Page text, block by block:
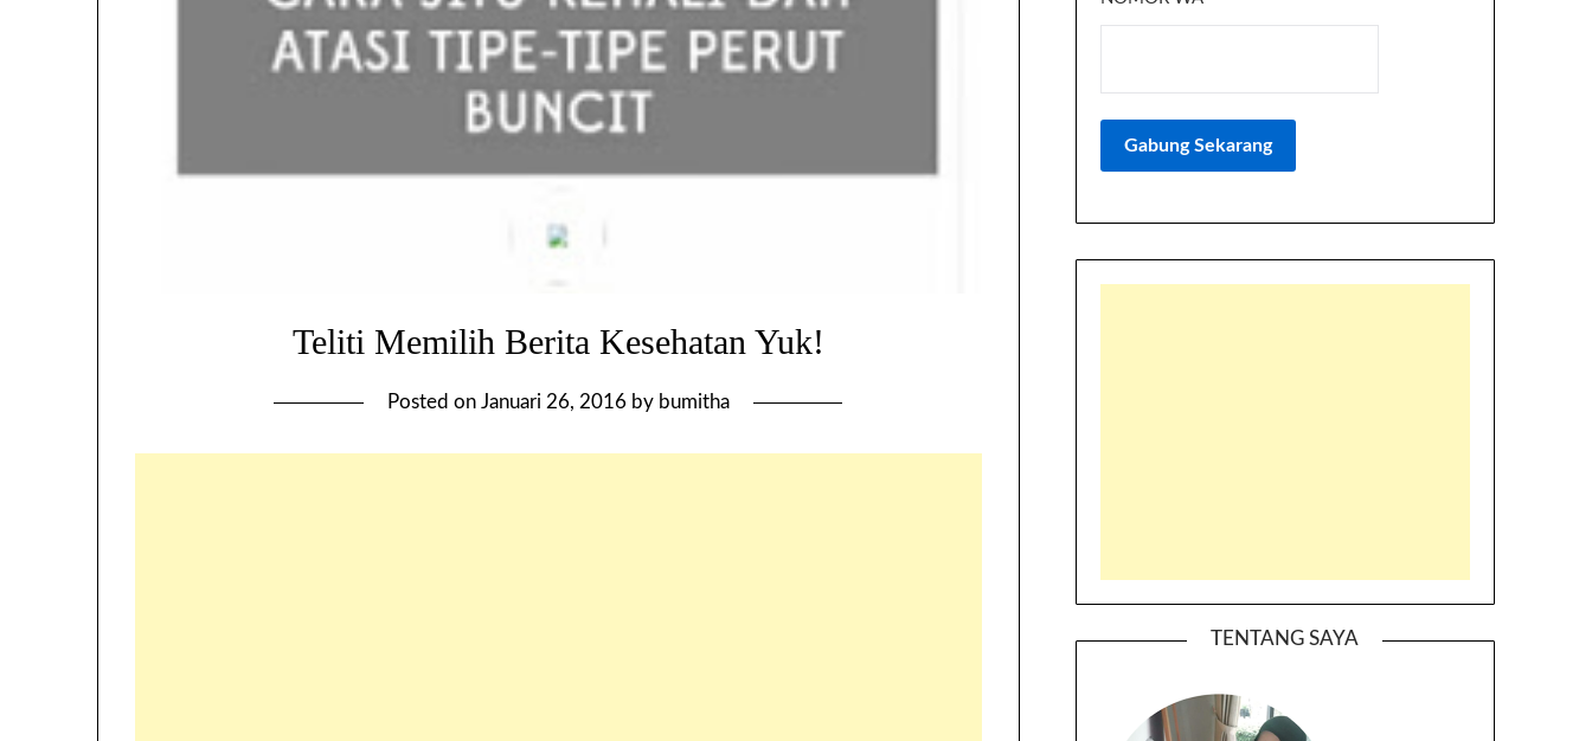
Teliti Memilih Berita Kesehatan Yuk!
Posted on Januari 26, 2016by bumitha
TENTANG SAYA